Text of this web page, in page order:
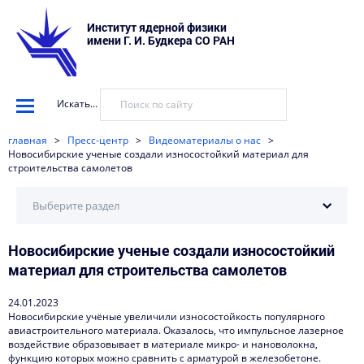
Институт ядерной физики
имени Г. И. Будкера СО РАН
Искать...
главная > Пресс-центр > Видеоматериалы о нас >
Новосибирские ученые создали износостойкий материал для
строительства самолетов
Научные установки
События
Новости
Наука в деталях
Выберите раздел
Новосибирские ученые создали износостойкий
материал для строительства самолетов
24.01.2023
Новосибирские учёные увеличили износостойкость популярного
авиастроительного материала. Оказалось, что импульсное лазерное
воздействие образовывает в материале микро- и нановолокна,
функцию которых можно сравнить с арматурой в железобетоне.